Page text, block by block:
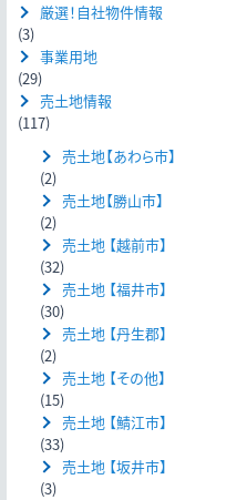
厳選！自社物件情報
(3)
事業用地
(29)
売土地情報
(117)
売土地【あわら市】
(2)
売土地【勝山市】
(2)
売土地 【越前市】
(32)
売土地 【福井市】
(30)
売土地 【丹生郡】
(2)
売土地 【その他】
(15)
売土地 【鯖江市】
(33)
売土地 【坂井市】
(3)